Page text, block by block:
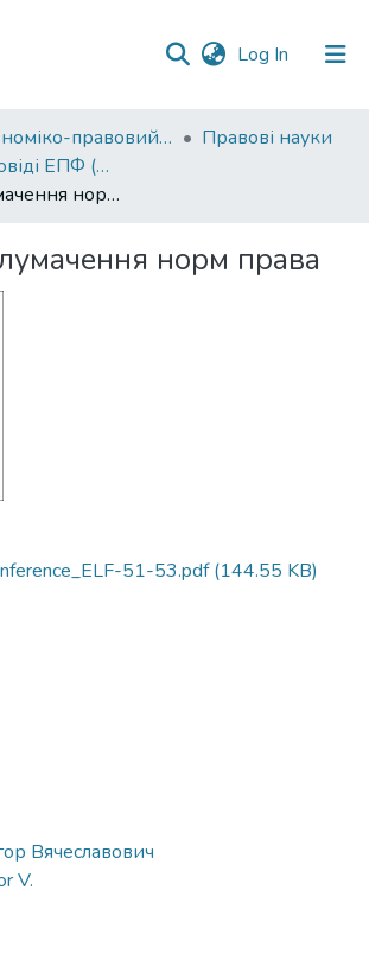
Log In (current)
04. Економіко-правовий факультет
Правові науки
Статті та доповіді ЕПФ (Правові науки)
Способи тлумачення норм права
норм права
51-53.pdf(144.55 KB)
Вячеславович
V.